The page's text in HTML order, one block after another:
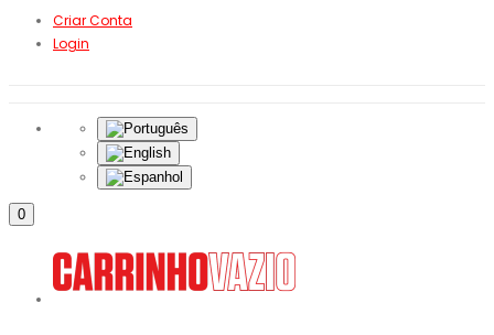
Criar Conta
Login
0